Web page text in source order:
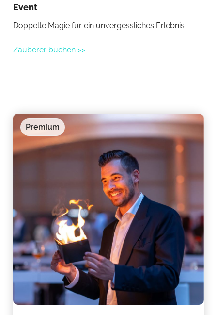
Event
Doppelte Magie für ein unvergessliches Erlebnis
Zauberer buchen >>
Premium